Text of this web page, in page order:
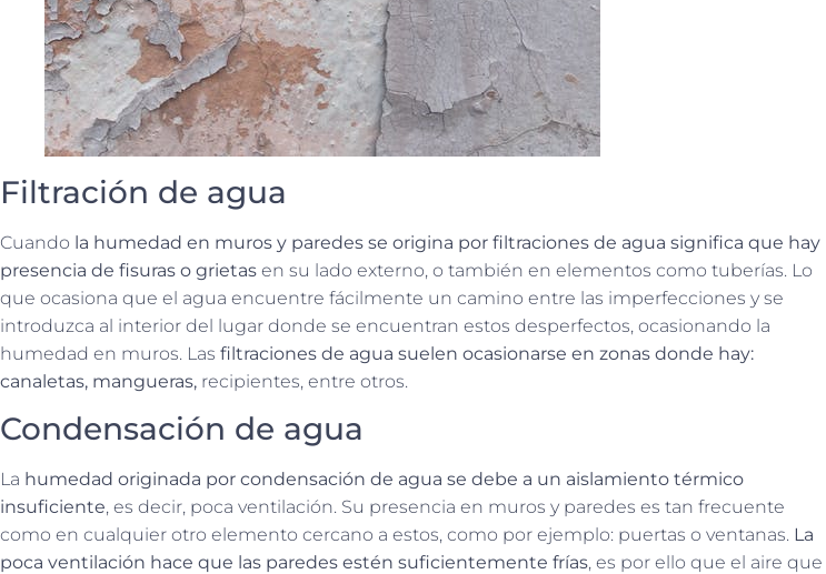
Filtración de agua
Cuando la humedad en muros y paredes se origina por filtraciones de agua significa que hay
presencia de fisuras o grietas en su lado externo, o también en elementos como tuberías. Lo
que ocasiona que el agua encuentre fácilmente un camino entre las imperfecciones y se
introduzca al interior del lugar donde se encuentran estos desperfectos, ocasionando la
humedad en muros. Las filtraciones de agua suelen ocasionarse en zonas donde hay:
canaletas, mangueras, recipientes, entre otros.
Condensación de agua
La humedad originada por condensación de agua se debe a un aislamiento térmico
insuficiente, es decir, poca ventilación. Su presencia en muros y paredes es tan frecuente
como en cualquier otro elemento cercano a estos, como por ejemplo: puertas o ventanas. La
poca ventilación hace que las paredes estén suficientemente frías, es por ello que el aire que